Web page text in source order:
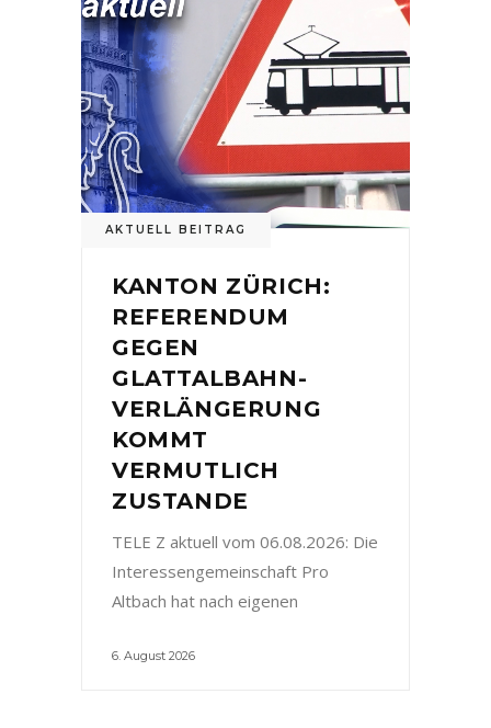
AKTUELL BEITRAG
KANTON ZÜRICH:
REFERENDUM
GEGEN
GLATTALBAHN-
VERLÄNGERUNG
KOMMT
VERMUTLICH
ZUSTANDE
TELE Z aktuell vom 06.08.2026: Die
Interessengemeinschaft Pro
Altbach hat nach eigenen
6. August 2026